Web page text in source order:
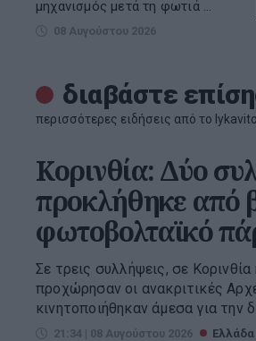
μηχανισμός μετά τη φωτιά ...
08 Αυγούστου 2026
διαβάστε
περισσότερες ειδήσεις από το
Κορινθία: Δύο
προκλήθηκε από
φωτοβολταϊκό
Σε τρεις συλλήψεις, σε
προχώρησαν οι ανακριτικές
κινητοποιήθηκαν άμεσα για την
21:34 | 08 Αυγούστου 2026 Ελλάδα